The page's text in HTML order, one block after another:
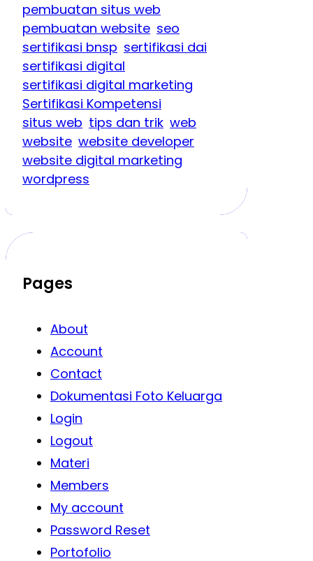
pembuatan situs web
pembuatan website seo
sertifikasi bnsp sertifikasi dai
sertifikasi digital
sertifikasi digital marketing
Sertifikasi Kompetensi
situs web tips dan trik web
website website developer
website digital marketing
wordpress
Pages
About
Account
Contact
Dokumentasi Foto Keluarga
Login
Logout
Materi
Members
My account
Password Reset
Portofolio